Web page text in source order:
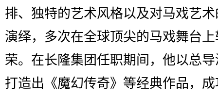
排、独特的艺术风格以及对马戏艺
演绎，多次在全球顶尖的马戏舞台
荣。在长隆集团任职期间，他以总
打造出《魔幻传奇》等经典作品，